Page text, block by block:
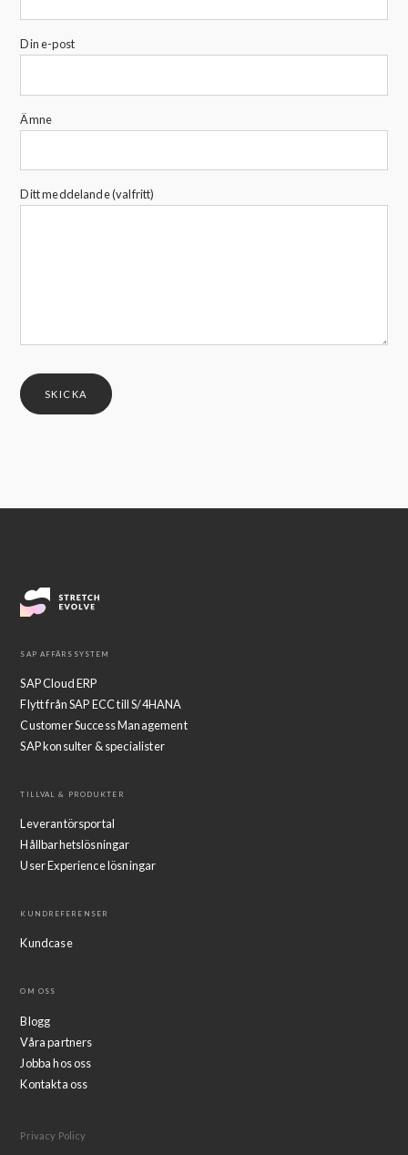
Din e-post
Ämne
Ditt meddelande (valfritt)
SAP AFFÄRSSYSTEM
SAP Cloud ERP
Flytt från SAP ECC till S/4HANA
Customer Success Management
SAP konsulter & specialister
TILLVAL & PRODUKTER
Leverantörsportal
Hållbarhetslösningar
User Experience lösningar
KUNDREFERENSER
Kundcase
OM OSS
Blogg
Våra partners
Jobba hos oss
Kontakta oss
Privacy Policy